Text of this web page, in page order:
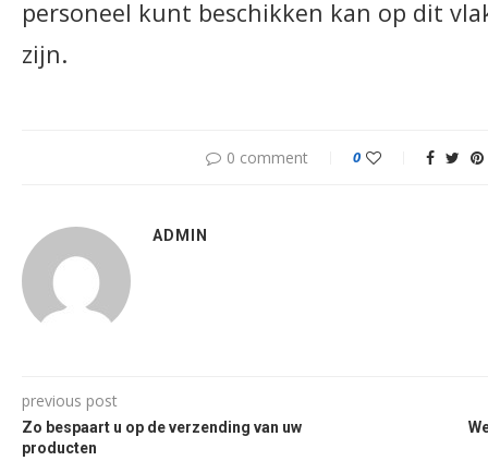
personeel kunt beschikken kan op dit
zijn.
0 comment 0
ADMIN
previous post
Zo bespaart u op de verzending van uw
producten